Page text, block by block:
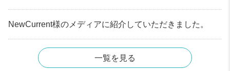
NewCurrent様のメディアに紹介していただきました。
一覧を見る